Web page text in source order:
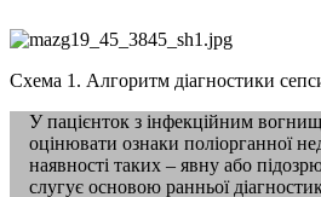
Схема 1. Алгоритм діагностики
У пацієнток з інфекційним
оцінювати ознаки поліорганної
наявності таких – явну або
слугує основою ранньої